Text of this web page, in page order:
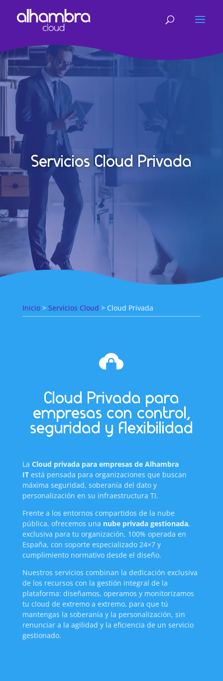
Servicios Cloud Privada
Inicio> Servicios Cloud > Cloud Privada
Cloud Privada para
empresas con control,
seguridad y flexibilidad
La Cloud privada para empresas de Alhambra
ITestá pensada para organizaciones que buscan
máxima seguridad, soberanía del dato y
personalización en su infraestructura TI.
Frente a los entornos compartidos de la nube
pública, ofrecemos una nube privada gestionada,
exclusiva para tu organización, 100% operada en
España, con soporte especializado 24×7 y
cumplimiento normativo desde el diseño.
Nuestros servicios combinan la dedicación exclusiva
de los recursos con la gestión integral de la
plataforma: diseñamos, operamos y monitorizamos
tu cloud de extremo a extremo, para que tú
mantengas la soberanía y la personalización, sin
renunciar a la agilidad y la eficiencia de un servicio
gestionado.